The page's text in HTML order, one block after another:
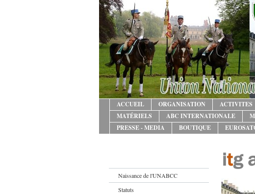
ACCUEIL ORGANISATION ACTIVITES
MATÉRIELS
ABC INTERNATIONALE
PRESSE - MEDIA
BOUTIQUE
Naissance de l'UNABCC
Statuts